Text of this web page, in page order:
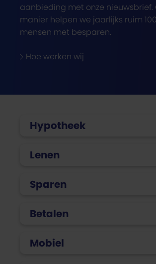
aanbieding met onze nieuwsbrief.
manier helpen we jaarlijks ruim
mensen met besparen.
Hoe werken wij
Hypotheek
Lenen
Sparen
Betalen
Mobiel